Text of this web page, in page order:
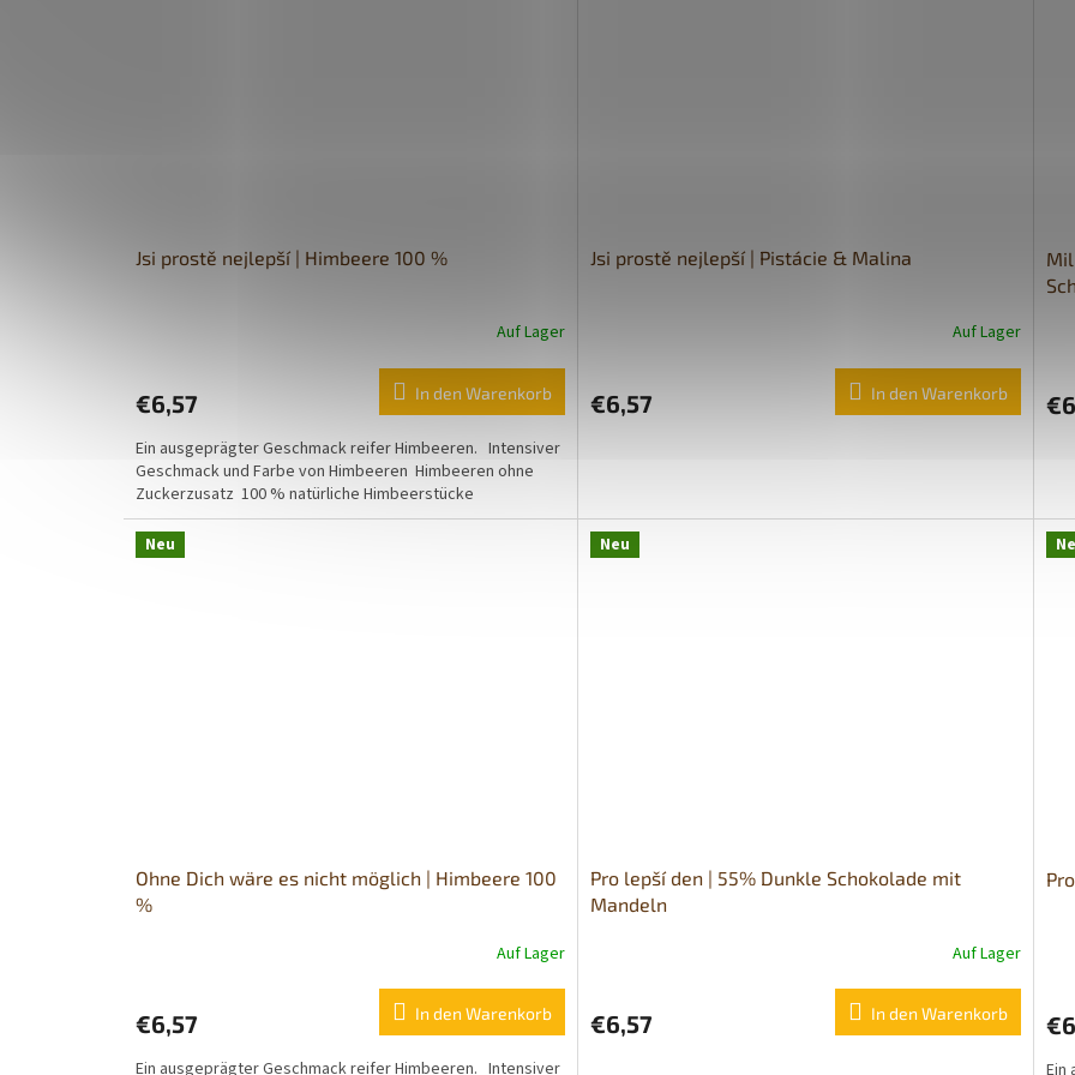
Jsi prostě nejlepší | Himbeere 100 %
Auf Lager
€6,57 In den Warenkorb
Ein ausgeprägter Geschmack reifer Himbeeren. Intensiver
Geschmack und Farbe von Himbeeren Himbeeren ohne
Zuckerzusatz 100 % natürliche Himbeerstücke
Jsi prostě nejlepší | Pistácie & Malina
Auf Lager
€6,57 In den Warenkorb
Neu
Ohne Dich wäre es nicht möglich | Himbeere 100
%
ist
Auf Lager
€6,57 In den Warenkorb
Ein ausgeprägter Geschmack reifer Himbeeren. Intensiver
Neu
Pro lepší den | 55% Dunkle Schokolade mit
Mandeln
Auf Lager
€6,57 In den Warenkorb